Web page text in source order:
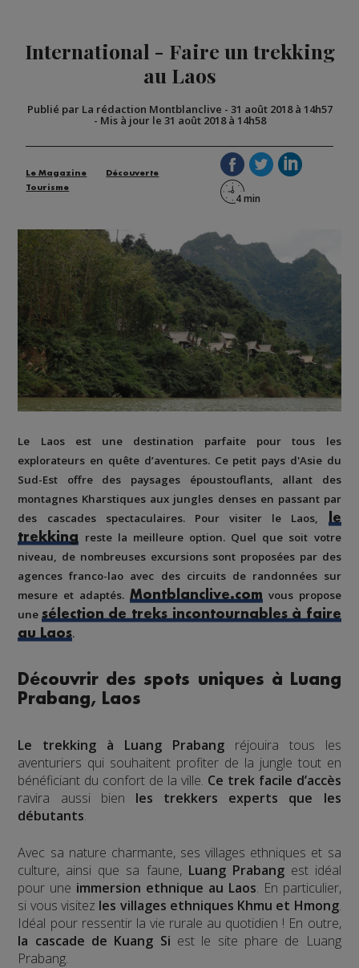
International - Faire un trekking
au Laos
Publié par La rédaction Montblanclive - 31 août 2018 à 14h57
- Mis à jour le 31 août 2018 à 14h58
Le Magazine
Découverte
Tourisme
Le Laosest une destination parfaite pour tous les
explorateurs en quête d’aventures. Ce petit pays d'Asie du
Sud-Est offre des paysages époustouflants, allant des
montagnes Kharstiques aux jungles denses en passant par
des cascades spectaculaires. Pour visiter le Laos,
le
trekking
reste la meilleure option. Quel que soit votre
niveau, de nombreuses excursionssont proposées par des
agences franco-lao avec des circuits de randonnées sur
mesure et adaptés. Montblanclive.comvous propose
une sélection de treks incontournables à faire
au Laos.
Découvrir des spots uniques à Luang
Prabang, Laos
Le trekking à Luang Prabangréjouira tous les
aventuriers qui souhaitent profiter de la jungle tout en
bénéficiant du confort de la ville. Ce trek facile d’accès
ravira aussi bien les trekkers experts que les
débutants.
Avec sa nature charmante, ses villages ethniques et sa
culture, ainsi que sa faune, Luang Prabangest idéal
pour une immersion ethnique au Laos. En particulier,
si vous visitez les villages ethniques Khmu et Hmong.
Idéal pour ressentir la vie rurale au quotidien ! En outre,
la cascade de Kuang Si est le site phare de Luang
Prabang.